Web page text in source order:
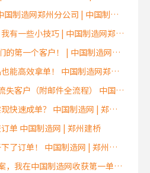
新人Bella的80万订单 | 中国制造网郑州分公司 | 中国制造网郑州服务中心 | 中国制造网河南代理商
如何与印度客户打交道？我有一些小技巧 | 中国制造网郑州分公司 | 中国制造网郑州服务中心 | 中国制造网河南代理商
上线平台3天，遇见了我们的第一个客户！ | 中国制造网郑州分公司 | 中国制造网郑州服务中心 | 中国制造网河南代理商
瞄准痛点，用定制化产品也能高效拿单！ 中国制造网郑州分公司 | 中国制造网郑州服务中心 | 中国制造网河南代理商
8天成交！如何有效挽回流失客户（附邮件全流程） 中国制造网 | 郑州建桥
如何与买家建立信任，实现快速成单？ 中国制造网 | 郑州建桥
单 中国制造网 | 郑州建桥
跨越波折，美国买家终于下了订单！ 中国制造网 | 郑州建桥
捷克买家2天确认合作方案，我在中国制造网收获第一单！ 中国制造网 | 郑州建桥